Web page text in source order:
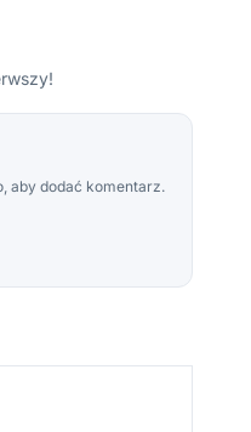
aby dodać komentarz.